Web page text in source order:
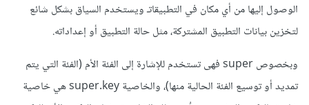
الوصول إليها من أي مكان في التطبيقاتـ ويستخدم السياق بشكل شائع
لتخزين بيانات التطبيق المشتركة، مثل حالة التطبيق أو إعداداته.
وبخصوص super فهى تستخدم للإشارة إلى الفئة الأم (الفئة التي يتم
تمديد أو توسيع الفئة الحالية منها)، والخاصية super.key هي خاصية